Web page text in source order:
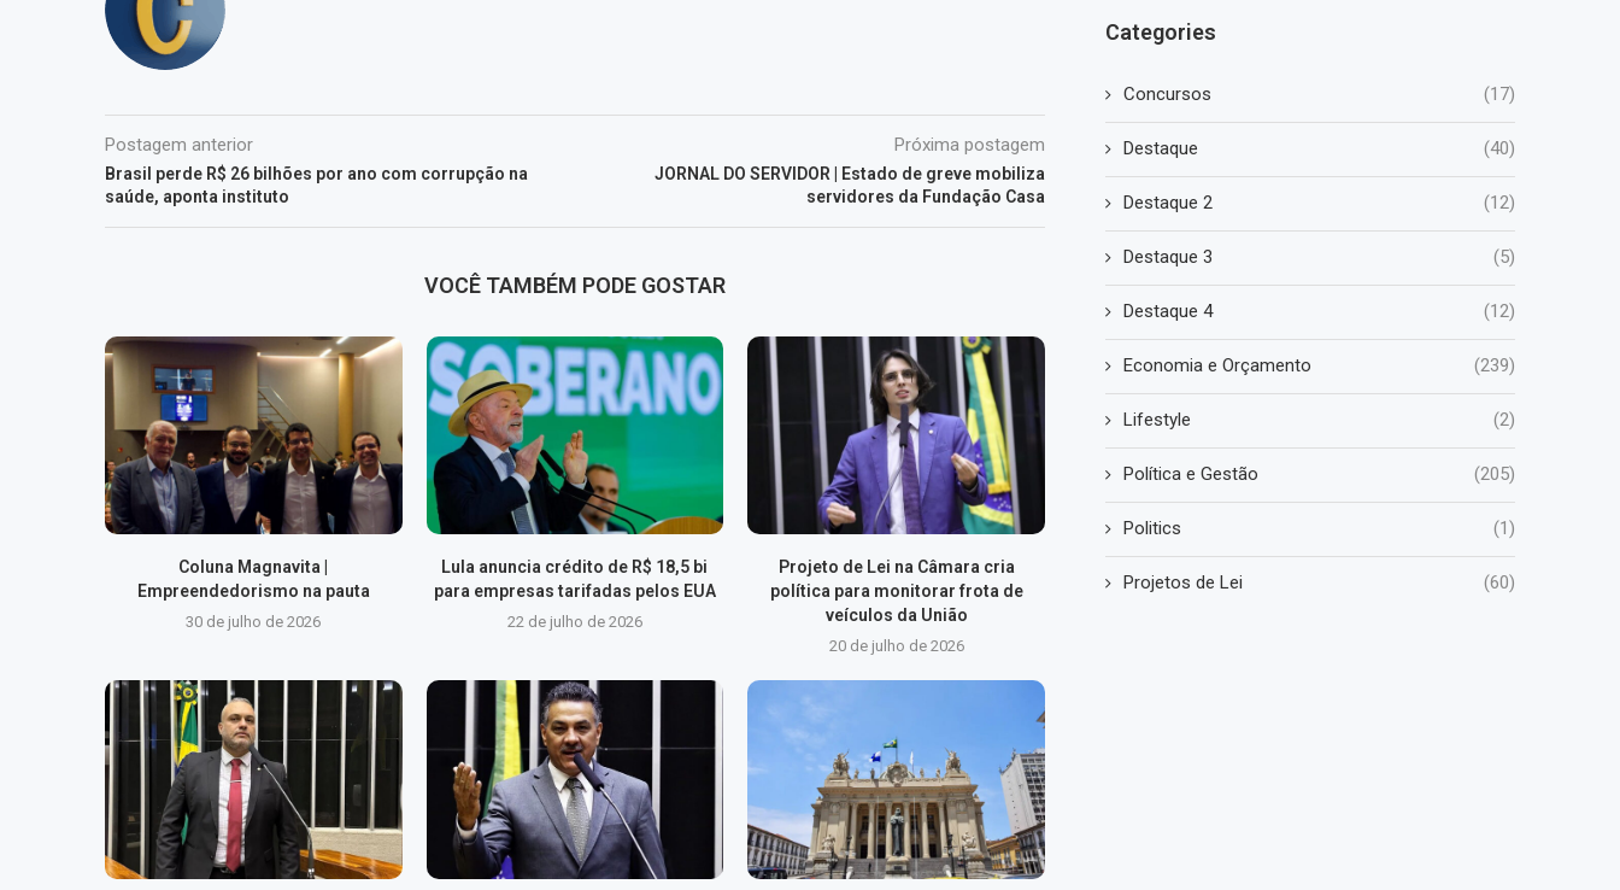
Postagem anterior
Brasil perde R$ 26 bilhões por ano com corrupção na
saúde, aponta instituto
Próxima postagem
JORNAL DO SERVIDOR | Estado de greve mobiliza
servidores da Fundação Casa
VOCÊ TAMBÉM PODE GOSTAR
Coluna Magnavita |
Empreendedorismo na pauta
30 de julho de 2026
Lula anuncia crédito de R$ 18,5 bi
para empresas tarifadas pelos EUA
22 de julho de 2026
Projeto de Lei na Câmara cria
política para monitorar frota de
veículos da União
20 de julho de 2026
Categories
Concursos (17)
Destaque (40)
Destaque 2 (12)
Destaque 3 (5)
Destaque 4 (12)
Economia e Orçamento (239)
Lifestyle (2)
Política e Gestão (205)
Politics (1)
Projetos de Lei (60)